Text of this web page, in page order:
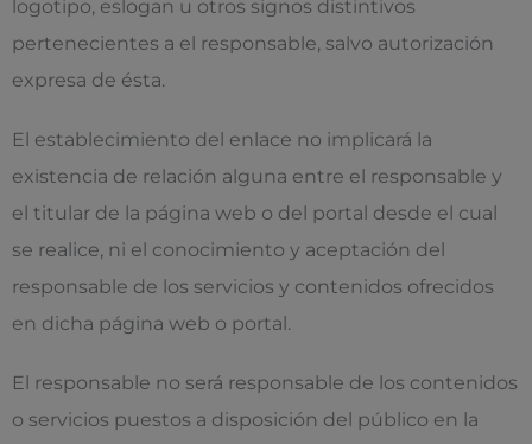
logotipo, eslogan u otros signos distintivos
pertenecientes a el responsable, salvo autorización
expresa de ésta.
El establecimiento del enlace no implicará la
existencia de relación alguna entre el responsable y
el titular de la página web o del portal desde el cual
se realice, ni el conocimiento y aceptación del
responsable de los servicios y contenidos ofrecidos
en dicha página web o portal.
El responsable no será responsable de los contenidos
o servicios puestos a disposición del público en la